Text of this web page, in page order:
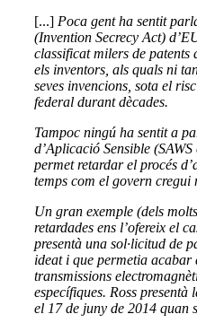
[...] Poca gent ha sentit
(Invention Secrecy Act)
classificat milers de patents
els inventors, als quals ni
seves invencions, sota el
federal durant dècades.
Tampoc ningú ha sentit a
d’Aplicació Sensible
permet retardar el procés
temps com el govern cregui
Un gran exemple (dels
retardades ens l’ofereix el
presentà una sol·licitud de
ideat i que permetia
transmissions
específiques. Ross
el 17 de juny de 2014 quan